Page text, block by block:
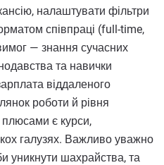
налаштувати фільтри
співпраці (full-time,
— знання сучасних
та навички
віддаленого
роботи й рівня
плюсами є курси,
галузях. Важливо уважно
уникнути шахрайства, та